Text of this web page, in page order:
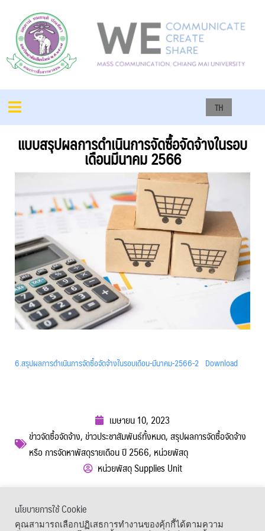
TH
แบบสรุปผลการดำเนินการจัดซื้อจัดจ้างในรอบ
เดือนมีนาคม 2566
6.สรุปผลการดำเนินการจัดซื้อจัดจ้างในรอบเดือน-มีนาคม-2566-2 Download
เมษายน 10, 2023
ข่าวจัดซื้อจัดจ้าง,ข่าวประชาสัมพันธ์ทั้งหมด,สรุปผลการจัดซื้อจัดจ้าง
หรือ การจัดหาพัสดุรายเดือน ปี 2566, หน่วยพัสดุ
หน่วยพัสดุ Supplies Unit
เมนูลัด
นโยบายการใช้ Cookie
คุณสามารถเลือกปฏิเสธการทำงานของคุ้กกี้ได้ตามความ